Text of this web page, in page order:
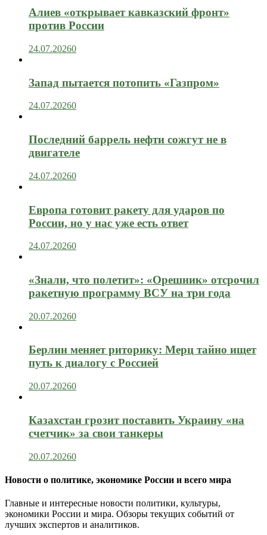
Алиев «открывает кавказский фронт»
против России
24.07.20260
Запад пытается потопить «Газпром»
24.07.20260
Последний баррель нефти сожгут не в
двигателе
24.07.20260
Европа готовит ракету для ударов по
России, но у нас уже есть ответ
24.07.20260
«Знали, что полетит»: «Орешник» отсрочил
ракетную программу ВСУ на три года
20.07.20260
Берлин меняет риторику: Мерц тайно ищет
путь к диалогу с Россией
20.07.20260
Казахстан грозит поставить Украину «на
счетчик» за свои танкеры
20.07.20260
Новости о политике, экономике России и всего мира
Главные и интересные новости политики, культуры,
экономики России и мира. Обзоры текущих событий от
лучших экспертов и аналитиков.